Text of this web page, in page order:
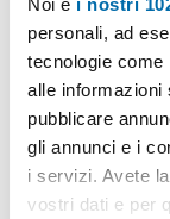
personali, ad
tecnologie
alle informazioni
pubblicare
gli annunci e i
i servizi. Avete
vostri dati e per
1.300€
65m2 2
Via Domenico
Bertone, Roma